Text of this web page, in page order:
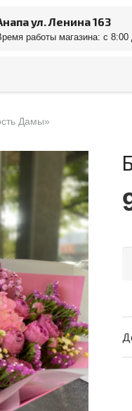
ул. Ленина 163
работы магазина: с 8:00
Дамы»
"